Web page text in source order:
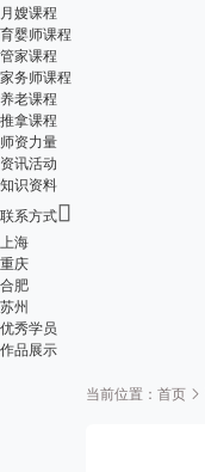
月嫂课程
育婴师课程
管家课程
家务师课程
养老课程
推拿课程
师资力量
资讯活动
知识资料
联系方式
上海
重庆
合肥
苏州
优秀学员
作品展示
当前位置： 首页